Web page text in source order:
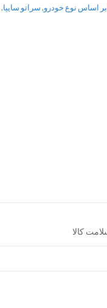
بر اساس نوع خودرو,سراتو سایپا,